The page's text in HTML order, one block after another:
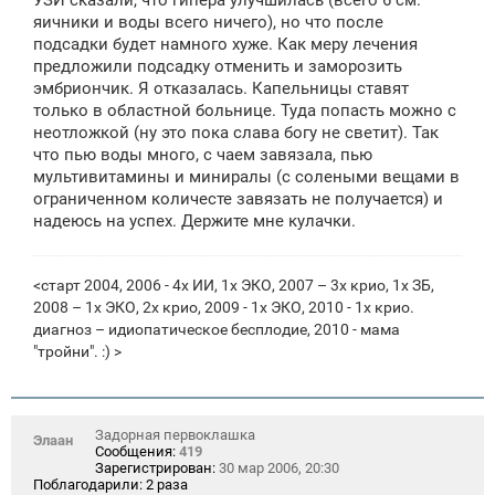
н
и
яичники и воды всего ничего), но что после
подсадки будет намного хуже. Как меру лечения
предложили подсадку отменить и заморозить
эмбриончик. Я отказалась. Капельницы ставят
только в областной больнице. Туда попасть можно с
неотложкой (ну это пока слава богу не светит). Так
что пью воды много, с чаем завязала, пью
мультивитамины и миниралы (с солеными вещами в
ограниченном количесте завязать не получается) и
надеюсь на успех. Держите мне кулачки.
<старт 2004, 2006 - 4х ИИ, 1х ЭКО, 2007 – 3х крио, 1х ЗБ,
2008 – 1х ЭКО, 2х крио, 2009 - 1x ЭКО, 2010 - 1х крио.
диагноз – идиопатическое бесплодие, 2010 - мама
"тройни". :) >
Элаан
Задорная первоклашка
Сообщения: 419
Зарегистрирован: 30 мар 2006, 20:30
Поблагодарили: 2 раза